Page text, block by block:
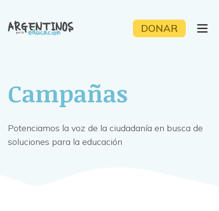
content
DONAR
Campañas
Potenciamos la voz de la ciudadanía en busca de
soluciones para la educación